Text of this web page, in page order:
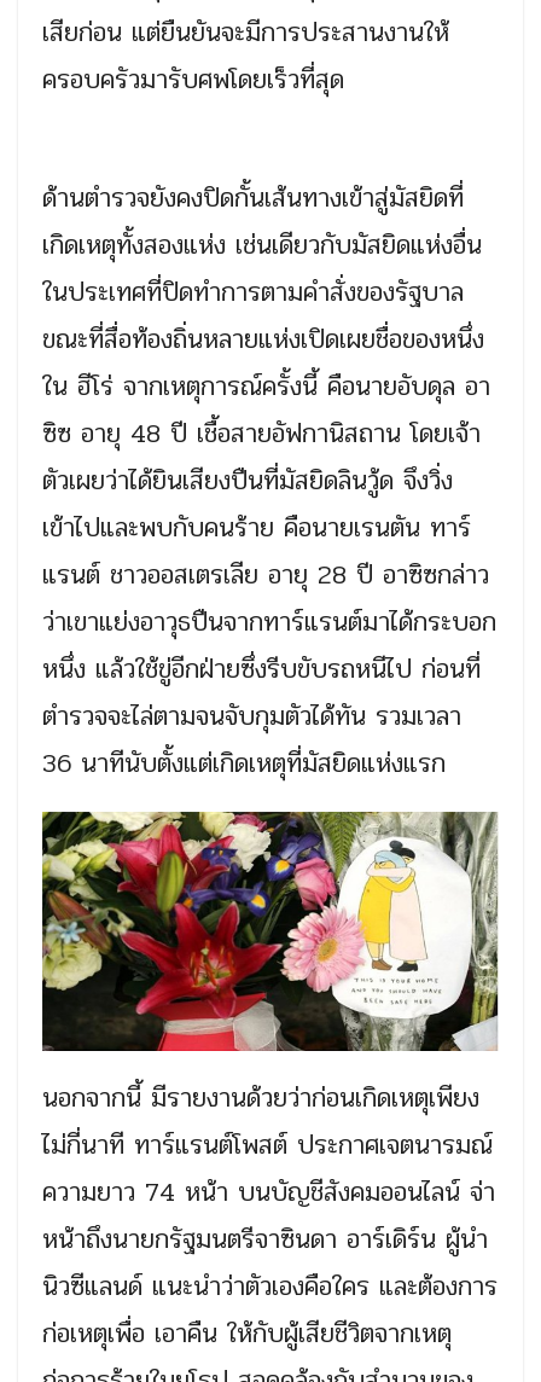
เสียก่อน แต่ยืนยันจะมีการประสานงานให้
ครอบครัวมารับศพโดยเร็วที่สุด
ด้านตำรวจยังคงปิดกั้นเส้นทางเข้าสู่มัสยิดที่
เกิดเหตุทั้งสองแห่ง เช่นเดียวกับมัสยิดแห่งอื่น
ในประเทศที่ปิดทำการตามคำสั่งของรัฐบาล
ขณะที่สื่อท้องถิ่นหลายแห่งเปิดเผยชื่อของหนึ่ง
ใน ฮีโร่ จากเหตุการณ์ครั้งนี้ คือนายอับดุล อา
ซิซ อายุ 48 ปี เชื้อสายอัฟกานิสถาน โดยเจ้า
ตัวเผยว่าได้ยินเสียงปืนที่มัสยิดลินวู้ด จึงวิ่ง
เข้าไปและพบกับคนร้าย คือนายเรนตัน ทาร์
แรนต์ ชาวออสเตรเลีย อายุ 28 ปี อาซิซกล่าว
ว่าเขาแย่งอาวุธปืนจากทาร์แรนต์มาได้กระบอก
หนึ่ง แล้วใช้ขู่อีกฝ่ายซึ่งรีบขับรถหนีไป ก่อนที่
ตำรวจจะไล่ตามจนจับกุมตัวได้ทัน รวมเวลา
36 นาทีนับตั้งแต่เกิดเหตุที่มัสยิดแห่งแรก
นอกจากนี้ มีรายงานด้วยว่าก่อนเกิดเหตุเพียง
ไม่กี่นาที ทาร์แรนต์โพสต์ ประกาศเจตนารมณ์
ความยาว 74 หน้า บนบัญชีสังคมออนไลน์ จ่า
หน้าถึงนายกรัฐมนตรีจาซินดา อาร์เดิร์น ผู้นำ
นิวซีแลนด์ แนะนำว่าตัวเองคือใคร และต้องการ
ก่อเหตุเพื่อ เอาคืน ให้กับผู้เสียชีวิตจากเหตุ